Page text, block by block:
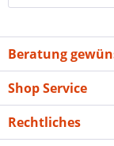
Beratung
Shop Service
Rechtliches